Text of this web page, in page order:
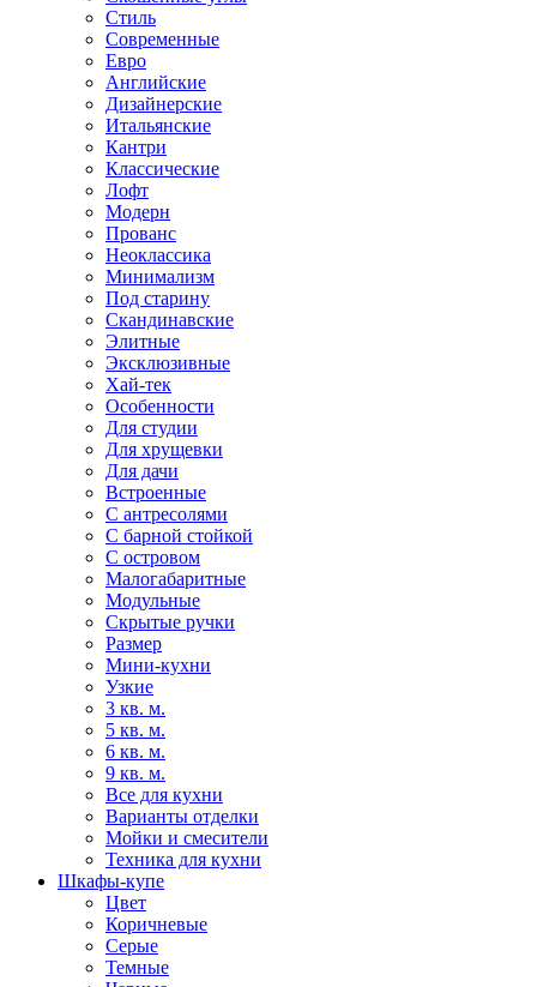
Стиль
Современные
Евро
Английские
Дизайнерские
Итальянские
Кантри
Классические
Лофт
Модерн
Прованс
Неоклассика
Минимализм
Под старину
Скандинавские
Элитные
Эксклюзивные
Хай-тек
Особенности
Для студии
Для хрущевки
Для дачи
Встроенные
С антресолями
С барной стойкой
С островом
Малогабаритные
Модульные
Скрытые ручки
Размер
Мини-кухни
Узкие
3 кв. м.
5 кв. м.
6 кв. м.
9 кв. м.
Все для кухни
Варианты отделки
Мойки и смесители
Техника для кухни
Шкафы-купе
Цвет
Коричневые
Серые
Темные